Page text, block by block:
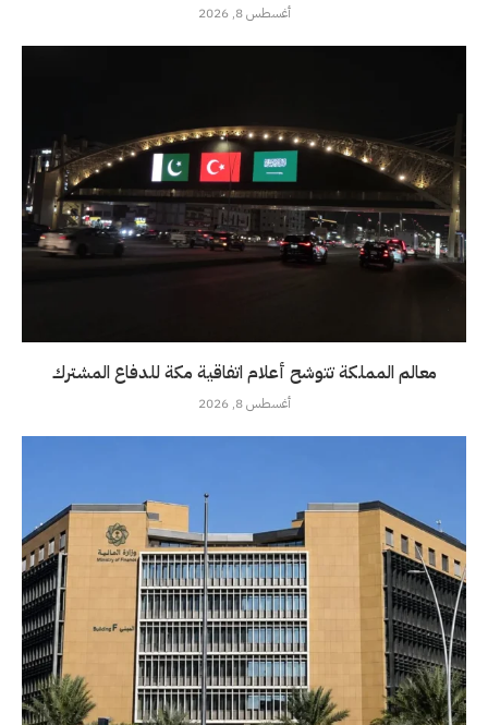
أغسطس 8, 2026
معالم المملكة تتوشح أعلام اتفاقية مكة للدفاع المشترك
أغسطس 8, 2026